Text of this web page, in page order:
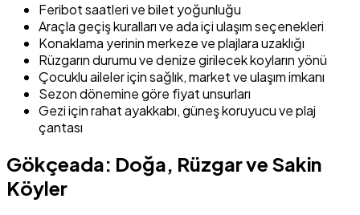
Feribot saatleri ve bilet yoğunluğu
Araçla geçiş kuralları ve ada içi ulaşım seçenekleri
Konaklama yerinin merkeze ve plajlara uzaklığı
Rüzgarın durumu ve denize girilecek koyların yönü
Çocuklu aileler için sağlık, market ve ulaşım imkanı
Sezon dönemine göre fiyat unsurları
Gezi için rahat ayakkabı, güneş koruyucu ve plaj
çantası
Gökçeada: Doğa, Rüzgar ve Sakin
Köyler